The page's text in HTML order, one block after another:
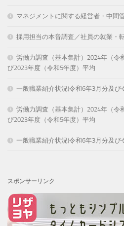
マネジメントに関する経営者・中間
採用担当の本音調査／社員の就業・
労働力調査（基本集計）2024年（令
び2023年度（令和5年度）平均
一般職業紹介状況(令和6年3月分及び
労働力調査（基本集計）2024年（令
び2023年度（令和5年度）平均
一般職業紹介状況(令和6年3月分及び
スポンサーリンク